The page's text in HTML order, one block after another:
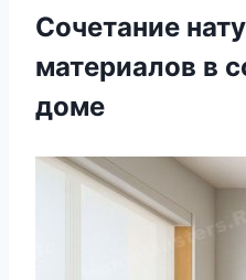
Сочетание
материалов в
доме